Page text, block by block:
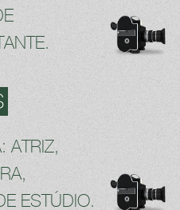
ATRIZ,
ESTÚDIO.